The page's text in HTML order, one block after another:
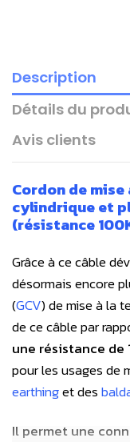
Description
Détails du
Avis clients
Cordon de
cylindrique et
(résistance
Grâce à ce câble
désormais encore
(GCV) de mise à la
de ce câble par
une résistance de
pour les usages de
earthinget des
Il permet une